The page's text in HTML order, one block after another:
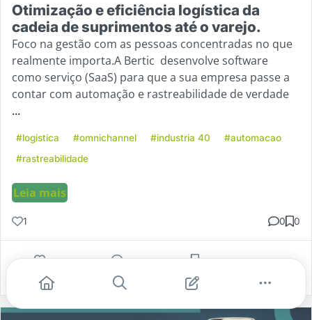
Otimização e eficiência logística da
cadeia de suprimentos até o varejo.
Foco na gestão com as pessoas concentradas no que
realmente importa.A Bertic desenvolve software
como serviço (SaaS) para que a sua empresa passe a
contar com automação e rastreabilidade de verdade
...
#logistica #omnichannel #industria 40
#automacao
#rastreabilidade
Leia mais
1 0 0
Gostei Comentar Salvar